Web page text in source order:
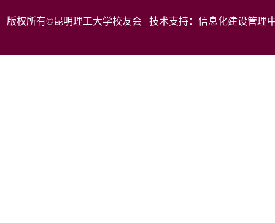
版权所有©昆明理工大学校友会 技术支持：信息化建设管理